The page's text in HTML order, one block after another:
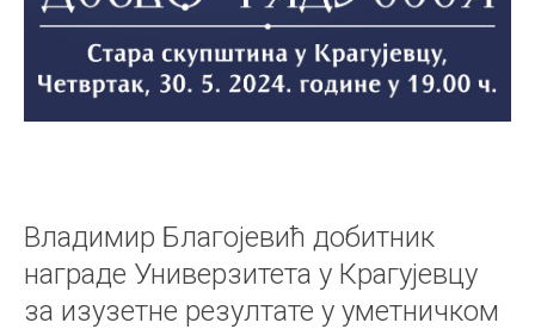
Владимир Благојевић добитник
награде Универзитета у Крагујевцу
за изузетне резултате у уметничком